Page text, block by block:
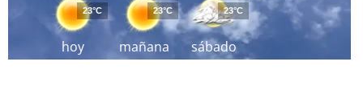
hoy
23°C
mañana
23°C
sábado
23°C